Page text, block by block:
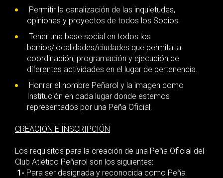
Permitir la canalización de las inquietudes,
opiniones y proyectos de todos los Socios.
Tener una base social en todos los
barrios/localidades/ciudades que permita la
coordinación, programación y ejecución de
diferentes actividades en el lugar de pertenencia.
Honrar el nombre Peñarol y la imagen como
Institución en cada lugar donde estemos
representados por una Peña Oficial.
CREACIÓN E INSCRIPCIÓN
Los requisitos para la creación de una Peña Oficial del
Club Atlético Peñarol son los siguientes:
1- Para ser designada y reconocida como Peña